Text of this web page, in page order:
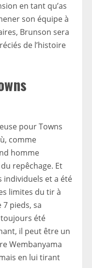
en tant qu’as
son équipe à
Brunson sera
de l’histoire
pour Towns
comme
homme
repêchage. Et
individuels et a été
limites du tir à
pieds, sa
été
il peut être un
Wembanyama
en lui tirant